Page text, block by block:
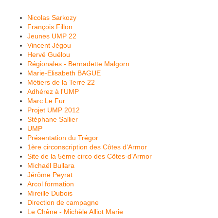
Nicolas Sarkozy
François Fillon
Jeunes UMP 22
Vincent Jégou
Hervé Guélou
Régionales - Bernadette Malgorn
Marie-Elisabeth BAGUE
Métiers de la Terre 22
Adhérez à l'UMP
Marc Le Fur
Projet UMP 2012
Stéphane Sallier
UMP
Présentation du Trégor
1ère circonscription des Côtes d'Armor
Site de la 5ème circo des Côtes-d'Armor
Michaël Bullara
Jérôme Peyrat
Arcol formation
Mireille Dubois
Direction de campagne
Le Chêne - Michèle Alliot Marie